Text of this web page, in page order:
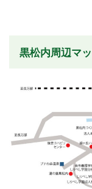
黒松内周辺マ